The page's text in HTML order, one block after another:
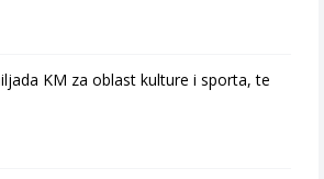
KM za oblast kulture i sporta, te